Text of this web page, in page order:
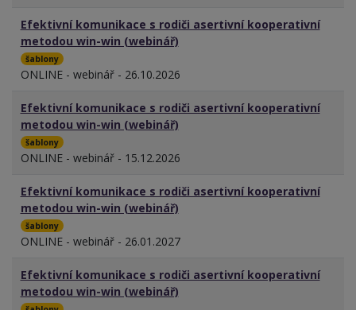
Efektivní komunikace s rodiči asertivní kooperativní
metodou win-win (webinář)
šablony
ONLINE - webinář - 26.10.2026
Efektivní komunikace s rodiči asertivní kooperativní
metodou win-win (webinář)
šablony
ONLINE - webinář - 15.12.2026
Efektivní komunikace s rodiči asertivní kooperativní
metodou win-win (webinář)
šablony
ONLINE - webinář - 26.01.2027
Efektivní komunikace s rodiči asertivní kooperativní
metodou win-win (webinář)